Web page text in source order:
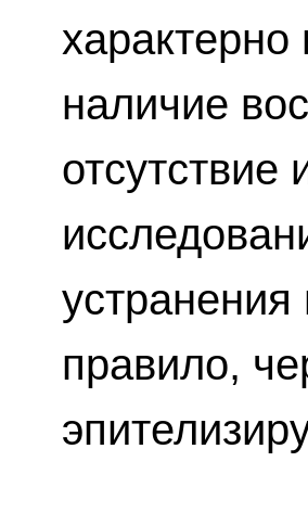
наличие
отсутствие
устранения
правило,